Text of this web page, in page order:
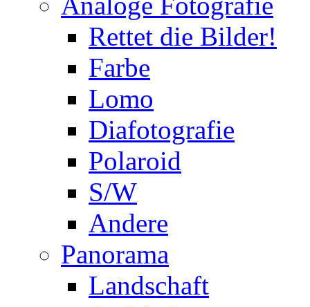
Rettet die Bilder!
Farbe
Lomo
Diafotografie
Polaroid
S/W
Andere
Panorama
Landschaft